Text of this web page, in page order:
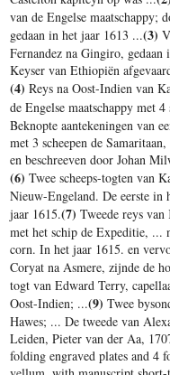
van de Engelse
gedaan in het jaar 1613 ...(3)
Fernandez na Gingiro, gedaan
Keyser van Ethiopiën
(4) Reys na Oost-Indien van
de Engelse maatschappy met
Beknopte aantekeningen van
met 3 scheepen de
en beschreeven door Johan
(6) Twee scheeps-togten van
Nieuw-Engeland. De eerste in
jaar 1615.(7) Tweede reys
met het schip de Expeditie, ...
corn. In het jaar 1615. en
Coryat na Asmere, zijnde de
togt van Edward Terry,
Oost-Indien; ...(9) Twee
Hawes; ... De tweede van
Leiden, Pieter van der Aa,
folding engraved plates and 4